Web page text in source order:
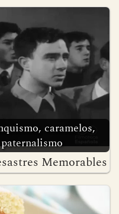
caramelos,
Memorables